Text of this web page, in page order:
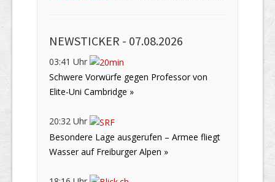
NEWSTICKER - 07.08.2026
03:41 Uhr
Schwere Vorwürfe gegen Professor von
Elite-Uni Cambridge »
20:32 Uhr
Besondere Lage ausgerufen – Armee fliegt
Wasser auf Freiburger Alpen »